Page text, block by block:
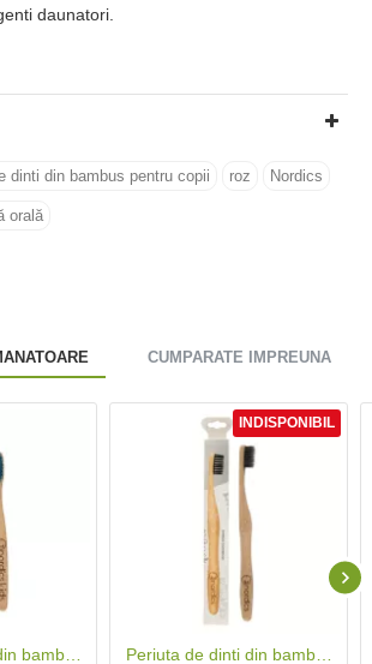
daunatori.
dinti din bambus pentru copii roz Nordics
orală
CUMPARATE IMPREUNA
INDISPONIBIL